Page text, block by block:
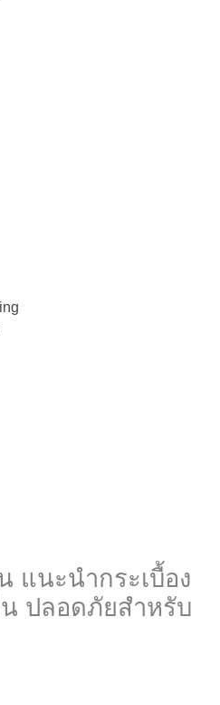
นะนำกระเบื้อง
ปลอดภัยสำหรับ